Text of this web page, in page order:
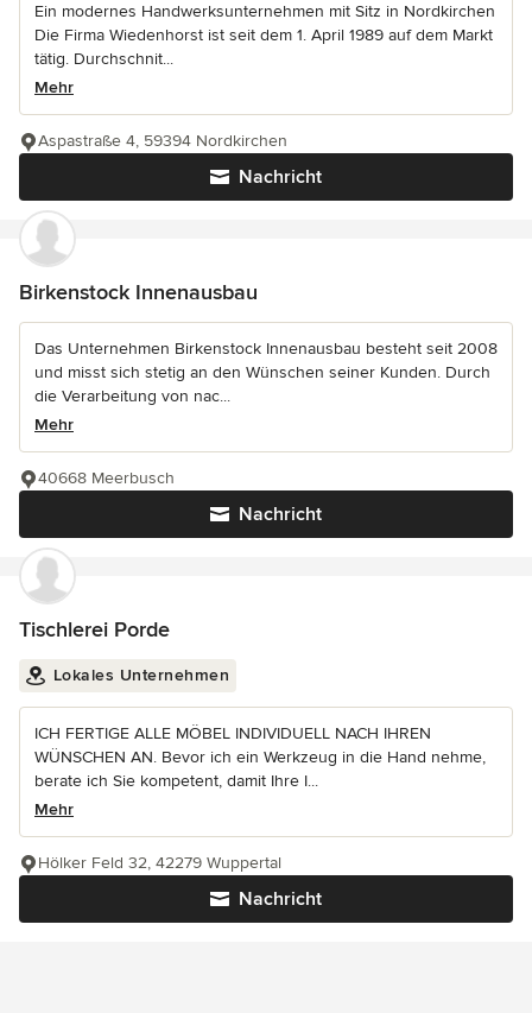
Ein modernes Handwerksunternehmen mit Sitz in Nordkirchen
Die Firma Wiedenhorst ist seit dem 1. April 1989 auf dem Markt
tätig. Durchschnit...
Mehr
Nachricht
Aspastraße 4, 59394 Nordkirchen
Birkenstock Innenausbau
Das Unternehmen Birkenstock Innenausbau besteht seit 2008
und misst sich stetig an den Wünschen seiner Kunden. Durch
die Verarbeitung von nac...
Mehr
Nachricht
40668 Meerbusch
Tischlerei Porde
Lokales Unternehmen
ICH FERTIGE ALLE MÖBEL INDIVIDUELL NACH IHREN
WÜNSCHEN AN. Bevor ich ein Werkzeug in die Hand nehme,
berate ich Sie kompetent, damit Ihre I...
Mehr
Nachricht
Hölker Feld 32, 42279 Wuppertal